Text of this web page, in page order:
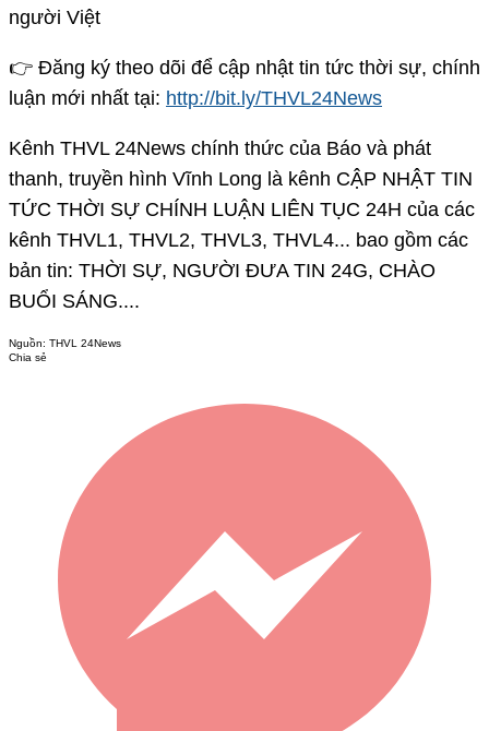
người Việt
👉 Đăng ký theo dõi để cập nhật tin tức thời sự, chính
luận mới nhất tại: http://bit.ly/THVL24News
Kênh THVL 24News chính thức của Báo và phát
thanh, truyền hình Vĩnh Long là kênh CẬP NHẬT TIN
TỨC THỜI SỰ CHÍNH LUẬN LIÊN TỤC 24H của các
kênh THVL1, THVL2, THVL3, THVL4... bao gồm các
bản tin: THỜI SỰ, NGƯỜI ĐƯA TIN 24G, CHÀO
BUỔI SÁNG....
Nguồn: THVL 24News
Chia sẻ